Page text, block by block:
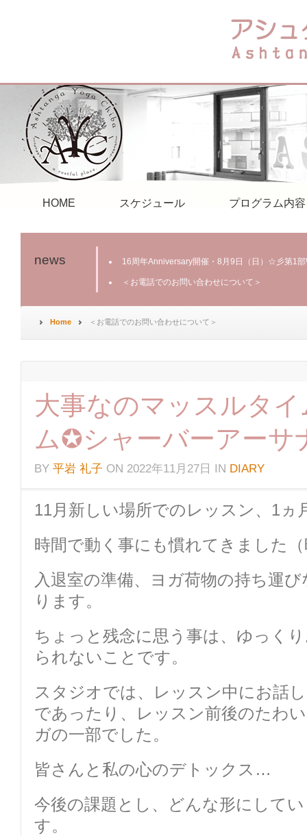
HOME スケジュール プログラム内容
news 16周年Anniversary開催・8月9日（日）☆彡第1
＜お電話でのお問い合わせについて＞
Home ＜お電話でのお問い合わせについて＞
大事なのマッスルタ
ム✪シャーバーアーサ
BY 平岩 礼子 ON 2022年11月27日 IN DIARY
11月新しい場所でのレッスン、1ヵ
時間で動く事にも慣れてきました
入退室の準備、ヨガ荷物の持ち運
ります。
ちょっと残念に思う事は、ゆっく
られないことです。
スタジオでは、レッスン中にお話
であったり、レッスン前後のたわ
ガの一部でした。
皆さんと私の心のデトックス…
今後の課題とし、どんな形にして
す。